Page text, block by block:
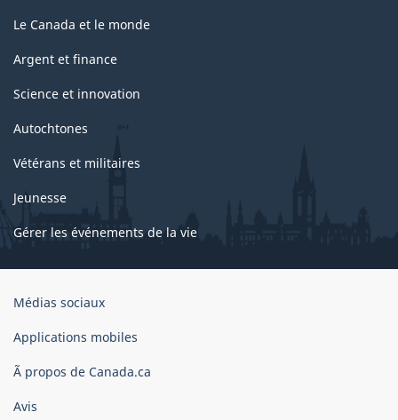
Le Canada et le monde
Argent et finance
Science et innovation
Autochtones
Vétérans et militaires
Jeunesse
Gérer les événements de la vie
Organisation
gouvernement
Canada
Médias sociaux
Applications mobiles
Ã propos de Canada.ca
Avis